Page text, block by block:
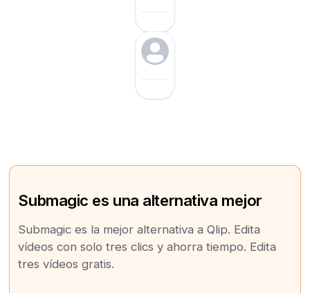
Submagic es una alternativa mejor
Submagic es la mejor alternativa a Qlip. Edita
vídeos con solo tres clics y ahorra tiempo. Edita
tres vídeos gratis.